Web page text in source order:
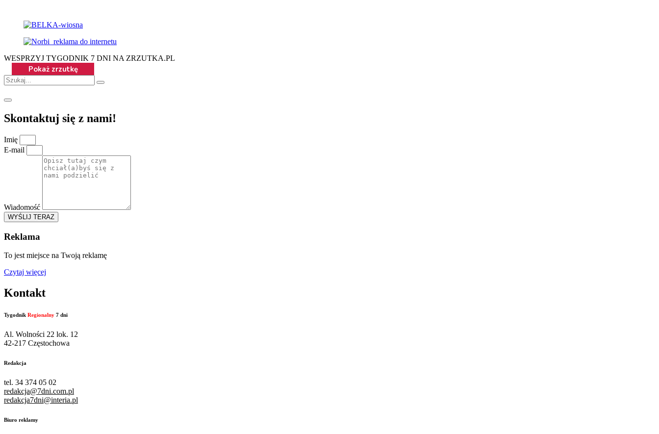
WESPRZYJ TYGODNIK 7 DNI NA ZRZUTKA.PL
Skontaktuj się z nami!
Imię
E-mail
Wiadomość
WYŚLIJ TERAZ
Reklama
To jest miejsce na Twoją reklamę
Czytaj więcej
Kontakt
Tygodnik Regionalny 7 dni
Al. Wolności 22 lok. 12
42-217 Częstochowa
Redakcja
tel. 34 374 05 02
redakcja@7dni.com.pl
redakcja7dni@interia.pl
Biuro reklamy